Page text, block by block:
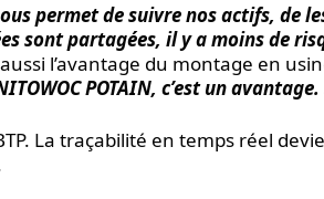
permet de suivre nos actifs, de
sont partagées, il y a moins de
l’avantage du montage en
POTAIN, c’est un avantage.
La traçabilité en temps réel